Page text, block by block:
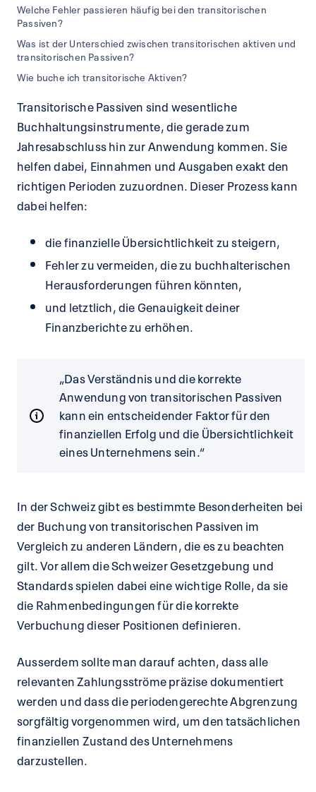
Welche Fehler passieren häufig bei den transitorischen
Passiven?
Was ist der Unterschied zwischen transitorischen aktiven und
transitorischen Passiven?
Wie buche ich transitorische Aktiven?
Transitorische Passiven sind wesentliche
Buchhaltungsinstrumente, die gerade zum
Jahresabschluss hin zur Anwendung kommen. Sie
helfen dabei, Einnahmen und Ausgaben exakt den
richtigen Perioden zuzuordnen. Dieser Prozess kann
dabei helfen:
die finanzielle Übersichtlichkeit zu steigern,
Fehler zu vermeiden, die zu buchhalterischen
Herausforderungen führen könnten,
und letztlich, die Genauigkeit deiner
Finanzberichte zu erhöhen.
„Das Verständnis und die korrekte
Anwendung von transitorischen Passiven
kann ein entscheidender Faktor für den
finanziellen Erfolg und die Übersichtlichkeit
eines Unternehmens sein.“
In der Schweiz gibt es bestimmte Besonderheiten bei
der Buchung von transitorischen Passiven im
Vergleich zu anderen Ländern, die es zu beachten
gilt. Vor allem die Schweizer Gesetzgebung und
Standards spielen dabei eine wichtige Rolle, da sie
die Rahmenbedingungen für die korrekte
Verbuchung dieser Positionen definieren.
Ausserdem sollte man darauf achten, dass alle
relevanten Zahlungsströme präzise dokumentiert
werden und dass die periodengerechte Abgrenzung
sorgfältig vorgenommen wird, um den tatsächlichen
finanziellen Zustand des Unternehmens
darzustellen.